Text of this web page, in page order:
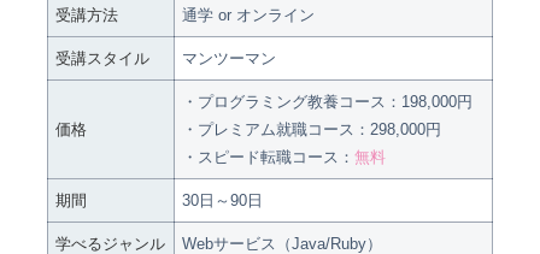
受講方法 通学 or オンライン
受講スタイル マンツーマン
価格
・プログラミング教養コース：198,000円
・プレミアム就職コース：298,000円
・スピード転職コース：無料
期間 30日～90日
学べるジャンル Webサービス（Java/Ruby）